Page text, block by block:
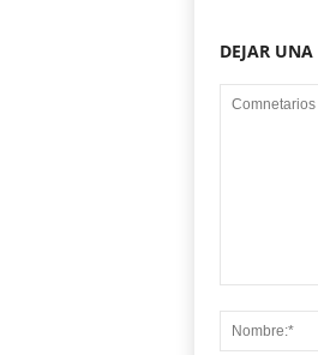
DEJAR UNA